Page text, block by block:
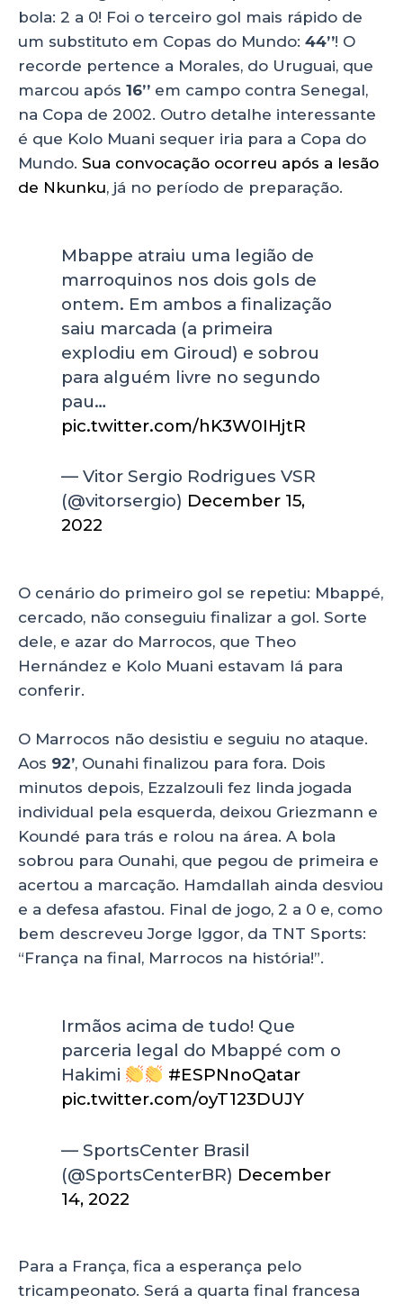
bola: 2 a 0! Foi o terceiro gol mais rápido de
um substituto em Copas do Mundo: 44’’! O
recorde pertence a Morales, do Uruguai, que
marcou após 16’’ em campo contra Senegal,
na Copa de 2002. Outro detalhe interessante
é que Kolo Muani sequer iria para a Copa do
Mundo. Sua convocação ocorreu após a lesão
de Nkunku, já no período de preparação.
Mbappe atraiu uma legião de
marroquinos nos dois gols de
ontem. Em ambos a finalização
saiu marcada (a primeira
explodiu em Giroud) e sobrou
para alguém livre no segundo
pau…
pic.twitter.com/hK3W0IHjtR
— Vitor Sergio Rodrigues VSR
(@vitorsergio) December 15,
2022
O cenário do primeiro gol se repetiu: Mbappé,
cercado, não conseguiu finalizar a gol. Sorte
dele, e azar do Marrocos, que Theo
Hernández e Kolo Muani estavam lá para
conferir.
O Marrocos não desistiu e seguiu no ataque.
Aos 92’, Ounahi finalizou para fora. Dois
minutos depois, Ezzalzouli fez linda jogada
individual pela esquerda, deixou Griezmann e
Koundé para trás e rolou na área. A bola
sobrou para Ounahi, que pegou de primeira e
acertou a marcação. Hamdallah ainda desviou
e a defesa afastou. Final de jogo, 2 a 0 e, como
bem descreveu Jorge Iggor, da TNT Sports:
“França na final, Marrocos na história!”.
Irmãos acima de tudo! Que
parceria legal do Mbappé com o
Hakimi
#ESPNnoQatar
pic.twitter.com/oyT123DUJY
— SportsCenter Brasil
(@SportsCenterBR) December
14, 2022
Para a França, fica a esperança pelo
tricampeonato. Será a quarta final francesa